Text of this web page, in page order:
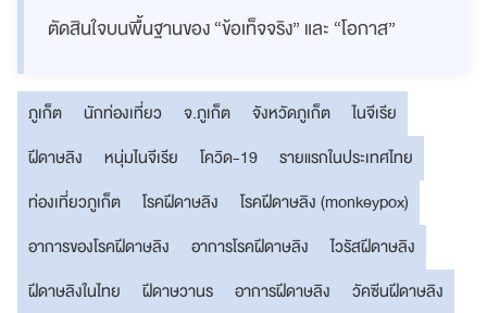
ตัดสินใจบนพื้นฐานของ “ข้อเท็จจริง” และ “โอกาส”
ภูเก็ต นักท่องเที่ยว จ.ภูเก็ต จังหวัดภูเก็ต
ไนจีเรีย
ฝีดาษลิง
หนุ่มไนจีเรีย โควิด-19
รายแรกในประเทศไทย
ท่องเที่ยวภูเก็ต
โรคฝีดาษลิง
โรคฝีดาษลิง (monkeypox)
อาการของโรคฝีดาษลิง
อาการโรคฝีดาษลิง
ไวรัสฝีดาษลิง
ฝีดาษลิงในไทย
ฝีดาษวานร อาการฝีดาษลิง
วัคซีนฝีดาษลิง